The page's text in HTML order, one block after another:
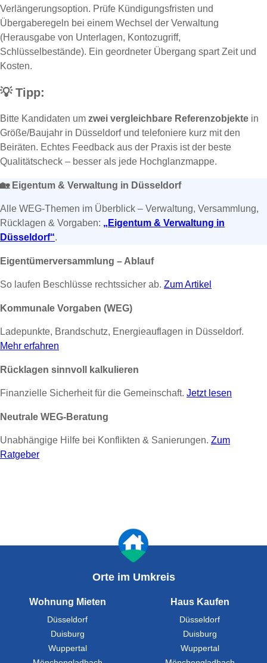
Verlängerungsoption. Prüfe Kündigungsfristen und
Übergaberegeln bei einem Wechsel der Verwaltung
(Herausgabe von Unterlagen, Kontozugriff,
Schlüsselbestände). Ein geordneter Übergang spart Zeit und
Kosten.
💡Tipp:
Bitte Kandidaten um zwei vergleichbare Referenzobjekte in
Größe/Baujahr in Düsseldorf und telefoniere kurz mit den
Beiräten. Echtes Feedback aus der Praxis ist der beste
Qualitätscheck – besser als jede Hochglanzmappe.
🏡 Eigentum & Verwaltung in Düsseldorf
Alle WEG-Themen im Überblick – Verwaltung, Versammlung,
Rücklagen & Vorgaben: „Eigentum & Verwaltung in
Düsseldorf“.
Eigentümerversammlung – Ablauf
So laufen Beschlüsse rechtssicher ab. Zum Artikel
Kommunale Vorgaben (WEG)
Ladepunkte, Brandschutz, Energieauflagen in Düsseldorf.
Mehr erfahren
Rücklagen sinnvoll kalkulieren
Finanzielle Sicherheit für die Gemeinschaft. Jetzt lesen
Neutrale WEG-Beratung
Unabhängige Hilfe bei Konflikten & Sanierungen. Zum
Ratgeber
Orte im Umkreis
Wohnung Mieten
Düsseldorf
Duisburg
Wuppertal
Haus Kaufen
Düsseldorf
Duisburg
Wuppertal